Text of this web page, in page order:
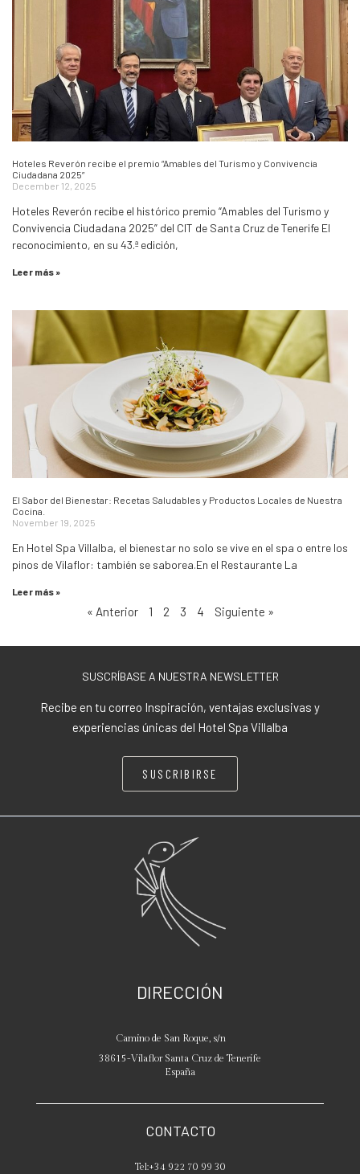
Hoteles Reverón recibe el premio “Amables del Turismo y Convivencia
Ciudadana 2025”
December 12, 2025
Hoteles Reverón recibe el histórico premio “Amables del Turismo y
Convivencia Ciudadana 2025” del CIT de Santa Cruz de Tenerife El
reconocimiento, en su 43.ª edición,
Leer más »
El Sabor del Bienestar: Recetas Saludables y Productos Locales de Nuestra
Cocina.
November 19, 2025
En Hotel Spa Villalba, el bienestar no solo se vive en el spa o entre los
pinos de Vilaflor: también se saborea.En el Restaurante La
Leer más »
« Anterior 1 2 3 4 Siguiente »
SUSCRÍBASE A NUESTRA NEWSLETTER
Recibe en tu correo Inspiración, ventajas exclusivas y
experiencias únicas del Hotel Spa Villalba
SUSCRIBIRSE
DIRECCIÓN
Camino de San Roque, s/n
38615-Vilaflor Santa Cruz de Tenerife
España
CONTACTO
Tel:+34 922 70 99 30